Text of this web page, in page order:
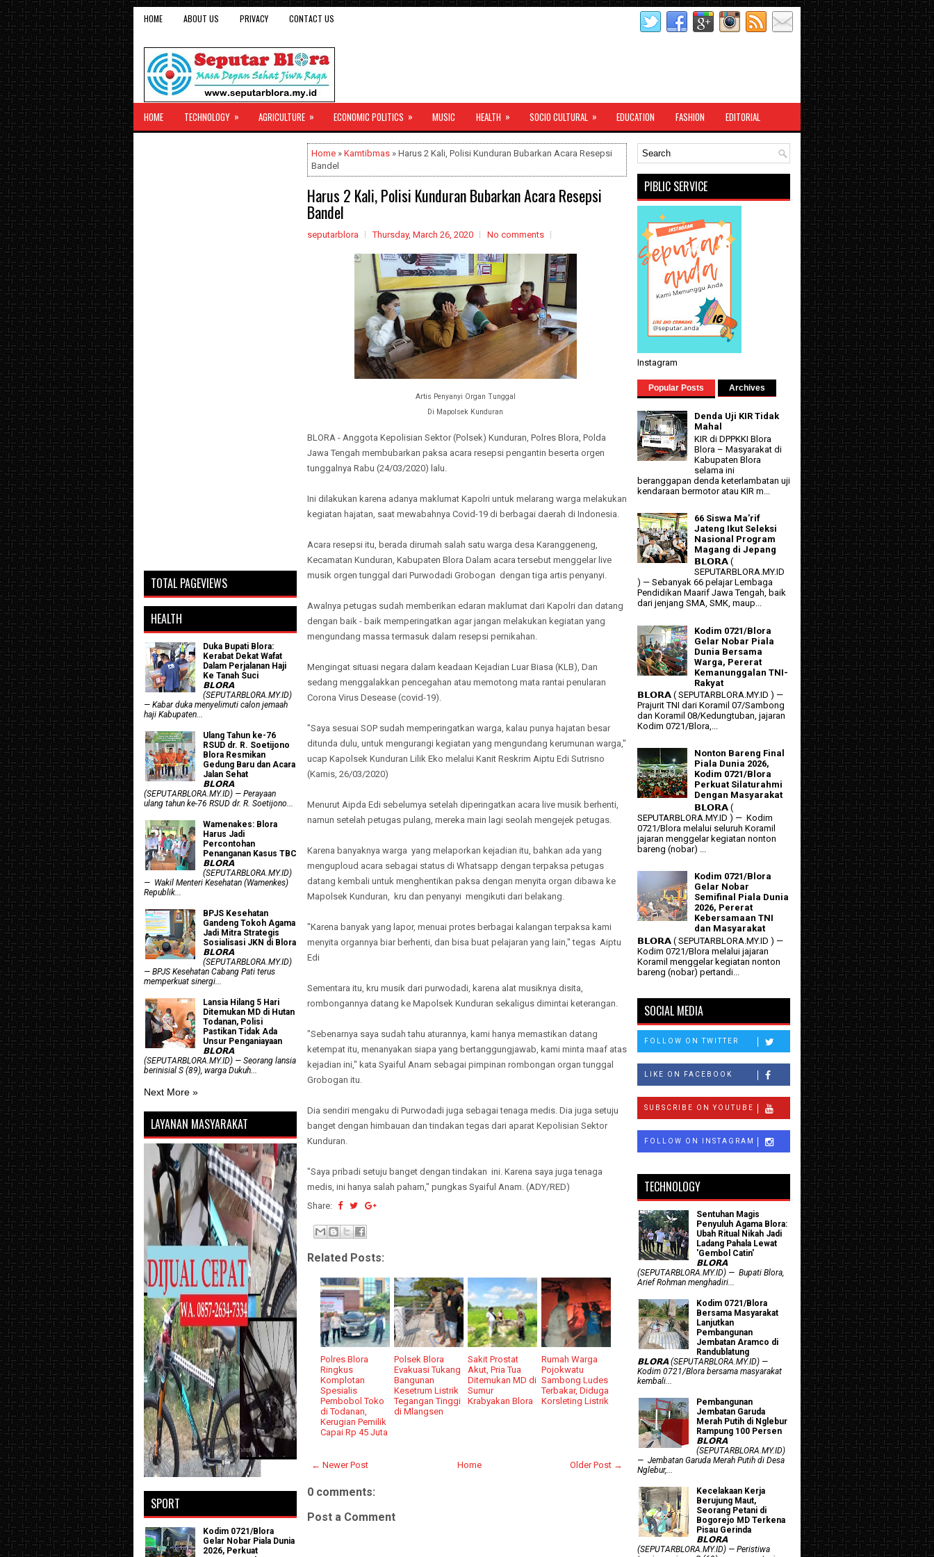
HOME ABOUT US PRIVACY CONTACT US
HOME TECHNOLOGY » AGRICULTURE » ECONOMIC POLITICS » MUSIC HEALTH » SOCIO CULTURAL » EDUCATION FASHION EDITORIAL
Home » Kamtibmas » Harus 2 Kali, Polisi Kunduran Bubarkan Acara Resepsi
Bandel
Harus 2 Kali, Polisi Kunduran Bubarkan Acara Resepsi
Bandel
seputarblora Thursday, March 26, 2020 No comments
Artis Penyanyi Organ Tunggal
Di Mapolsek Kunduran
BLORA - Anggota Kepolisian Sektor (Polsek) Kunduran, Polres Blora, Polda
Jawa Tengah membubarkan paksa acara resepsi pengantin beserta orgen
tunggalnya Rabu (24/03/2020) lalu.
Ini dilakukan karena adanya maklumat Kapolri untuk melarang warga melakukan
kegiatan hajatan, saat mewabahnya Covid-19 di berbagai daerah di Indonesia.
Acara resepsi itu, berada dirumah salah satu warga desa Karanggeneng,
Kecamatan Kunduran, Kabupaten Blora Dalam acara tersebut menggelar live
musik orgen tunggal dari Purwodadi Grobogan dengan tiga artis penyanyi.
Awalnya petugas sudah memberikan edaran maklumat dari Kapolri dan datang
dengan baik - baik memperingatkan agar jangan melakukan kegiatan yang
mengundang massa termasuk dalam resepsi pernikahan.
Mengingat situasi negara dalam keadaan Kejadian Luar Biasa (KLB), Dan
sedang menggalakkan pencegahan atau memotong mata rantai penularan
Corona Virus Desease (covid-19).
"Saya sesuai SOP sudah memperingatkan warga, kalau punya hajatan besar
ditunda dulu, untuk mengurangi kegiatan yang mengundang kerumunan warga,"
ucap Kapolsek Kunduran Lilik Eko melalui Kanit Reskrim Aiptu Edi Sutrisno
(Kamis, 26/03/2020)
Menurut Aipda Edi sebelumya setelah diperingatkan acara live musik berhenti,
namun setelah petugas pulang, mereka main lagi seolah mengejek petugas.
Karena banyaknya warga yang melaporkan kejadian itu, bahkan ada yang
menguploud acara sebagai status di Whatsapp dengan terpaksa petugas
datang kembali untuk menghentikan paksa dengan menyita organ dibawa ke
Mapolsek Kunduran, kru dan penyanyi mengikuti dari belakang.
"Karena banyak yang lapor, menuai protes berbagai kalangan terpaksa kami
menyita organnya biar berhenti, dan bisa buat pelajaran yang lain," tegas Aiptu
Edi
Sementara itu, kru musik dari purwodadi, karena alat musiknya disita,
rombongannya datang ke Mapolsek Kunduran sekaligus dimintai keterangan.
"Sebenarnya saya sudah tahu aturannya, kami hanya memastikan datang
ketempat itu, menanyakan siapa yang bertanggungjawab, kami minta maaf atas
kejadian ini," kata Syaiful Anam sebagai pimpinan rombongan organ tunggal
Grobogan itu.
Dia sendiri mengaku di Purwodadi juga sebagai tenaga medis. Dia juga setuju
banget dengan himbauan dan tindakan tegas dari aparat Kepolisian Sektor
Kunduran.
"Saya pribadi setuju banget dengan tindakan ini. Karena saya juga tenaga
medis, ini hanya salah paham," pungkas Syaiful Anam. (ADY/RED)
Share:
Related Posts:
Polres Blora
Ringkus
Komplotan
Spesialis
Pembobol Toko
di Todanan,
Kerugian Pemilik
Capai Rp 45 Juta
Polsek Blora
Evakuasi Tukang
Bangunan
Kesetrum Listrik
Tegangan Tinggi
di Mlangsen
Sakit Prostat
Akut, Pria Tua
Ditemukan MD di
Sumur
Krabyakan Blora
Rumah Warga
Pojokwatu
Sambong Ludes
Terbakar, Diduga
Korsleting Listrik
← Newer Post Older Post →
Home
0 comments:
Post a Comment
TOTAL PAGEVIEWS
HEALTH
Duka Bupati Blora:
Kerabat Dekat Wafat
Dalam Perjalanan Haji
Ke Tanah Suci
𝗕𝗟𝗢𝗥𝗔
(SEPUTARBLORA.MY.ID)
— Kabar duka menyelimuti calon jemaah
haji Kabupaten...
Ulang Tahun ke-76
RSUD dr. R. Soetijono
Blora Resmikan
Gedung Baru dan Acara
Jalan Sehat
𝗕𝗟𝗢𝗥𝗔
(SEPUTARBLORA.MY.ID) — Perayaan
ulang tahun ke-76 RSUD dr. R. Soetijono...
Wamenakes: Blora
Harus Jadi
Percontohan
Penanganan Kasus TBC
𝗕𝗟𝗢𝗥𝗔
(SEPUTARBLORA.MY.ID)
— Wakil Menteri Kesehatan (Wamenkes)
Republik...
BPJS Kesehatan
Gandeng Tokoh Agama
Jadi Mitra Strategis
Sosialisasi JKN di Blora
𝗕𝗟𝗢𝗥𝗔
(SEPUTARBLORA.MY.ID)
— BPJS Kesehatan Cabang Pati terus
memperkuat sinergi...
Lansia Hilang 5 Hari
Ditemukan MD di Hutan
Todanan, Polisi
Pastikan Tidak Ada
Unsur Penganiayaan
𝗕𝗟𝗢𝗥𝗔
(SEPUTARBLORA.MY.ID) — Seorang lansia
berinisial S (89), warga Dukuh...
Next More »
LAYANAN MASYARAKAT
SPORT
Kodim 0721/Blora
Gelar Nobar Piala Dunia
2026, Perkuat
PIBLIC SERVICE
Instagram
Popular Posts Archives
Denda Uji KIR Tidak
Mahal
KIR di DPPKKI Blora
Blora – Masyarakat di
Kabupaten Blora
selama ini
beranggapan denda keterlambatan uji
kendaraan bermotor atau KIR m...
66 Siswa Ma’rif
Jateng Ikut Seleksi
Nasional Program
Magang di Jepang
𝗕𝗟𝗢𝗥𝗔 (
SEPUTARBLORA.MY.ID
) — Sebanyak 66 pelajar Lembaga
Pendidikan Maarif Jawa Tengah, baik
dari jenjang SMA, SMK, maup...
Kodim 0721/Blora
Gelar Nobar Piala
Dunia Bersama
Warga, Pererat
Kemanunggalan TNI-
Rakyat
𝗕𝗟𝗢𝗥𝗔 ( SEPUTARBLORA.MY.ID ) —
Prajurit TNI dari Koramil 07/Sambong
dan Koramil 08/Kedungtuban, jajaran
Kodim 0721/Blora,...
Nonton Bareng Final
Piala Dunia 2026,
Kodim 0721/Blora
Perkuat Silaturahmi
Dengan Masyarakat
𝗕𝗟𝗢𝗥𝗔 (
SEPUTARBLORA.MY.ID ) — Kodim
0721/Blora melalui seluruh Koramil
jajaran menggelar kegiatan nonton
bareng (nobar) ...
Kodim 0721/Blora
Gelar Nobar
Semifinal Piala Dunia
2026, Pererat
Kebersamaan TNI
dan Masyarakat
𝗕𝗟𝗢𝗥𝗔 ( SEPUTARBLORA.MY.ID ) —
Kodim 0721/Blora melalui jajaran
Koramil menggelar kegiatan nonton
bareng (nobar) pertandi...
SOCIAL MEDIA
FOLLOW ON TWITTER
LIKE ON FACEBOOK
SUBSCRIBE ON YOUTUBE
FOLLOW ON INSTAGRAM
TECHNOLOGY
Sentuhan Magis
Penyuluh Agama Blora:
Ubah Ritual Nikah Jadi
Ladang Pahala Lewat
'Gembol Catin'
𝗕𝗟𝗢𝗥𝗔
(SEPUTARBLORA.MY.ID) — Bupati Blora,
Arief Rohman menghadiri...
Kodim 0721/Blora
Bersama Masyarakat
Lanjutkan
Pembangunan
Jembatan Aramco di
Randublatung
𝗕𝗟𝗢𝗥𝗔 (SEPUTARBLORA.MY.ID) —
Kodim 0721/Blora bersama masyarakat
kembali...
Pembangunan
Jembatan Garuda
Merah Putih di Nglebur
Rampung 100 Persen
𝗕𝗟𝗢𝗥𝗔
(SEPUTARBLORA.MY.ID)
— Jembatan Garuda Merah Putih di Desa
Nglebur,...
Kecelakaan Kerja
Berujung Maut,
Seorang Petani di
Bogorejo MD Terkena
Pisau Gerinda
𝗕𝗟𝗢𝗥𝗔
(SEPUTARBLORA.MY.ID) — Peristiwa